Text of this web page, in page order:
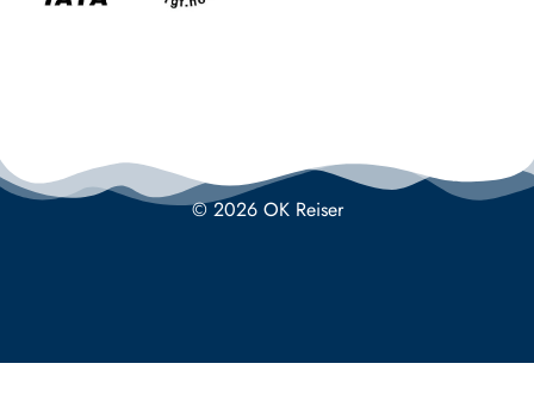
© 2026 OK Reiser